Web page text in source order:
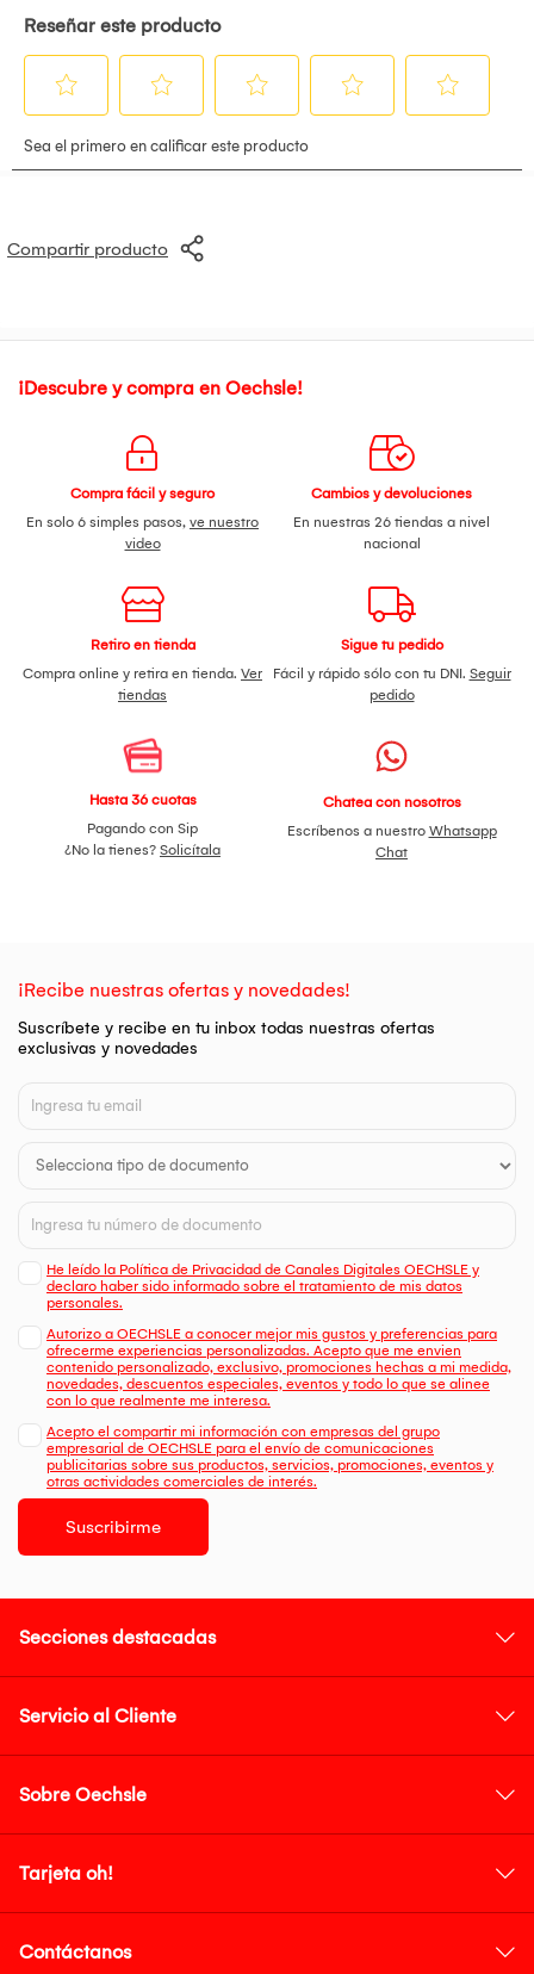
Compartir producto
¡Descubre y compra en Oechsle!
Compra fácil y seguro
En solo 6 simples pasos, ve nuestro
video
Cambios y devoluciones
En nuestras 26 tiendas a nivel
nacional
Retiro en tienda
Compra online y retira en tienda. Ver
tiendas
Sigue tu pedido
Fácil y rápido sólo con tu DNI. Seguir
pedido
Hasta 36 cuotas
Pagando con Sip
¿No la tienes? Solicítala
Chatea con nosotros
Escríbenos a nuestro Whatsapp
Chat
¡Recibe nuestras ofertas y novedades!
Suscríbete y recibe en tu inbox todas nuestras ofertas
exclusivas y novedades
He leído la Política de Privacidad de Canales Digitales OECHSLE y
declaro haber sido informado sobre el tratamiento de mis datos
personales.
Autorizo a OECHSLE a conocer mejor mis gustos y preferencias para
ofrecerme experiencias personalizadas. Acepto que me envien
contenido personalizado, exclusivo, promociones hechas a mi medida,
novedades, descuentos especiales, eventos y todo lo que se alinee
con lo que realmente me interesa.
Acepto el compartir mi información con empresas del grupo
empresarial de OECHSLE para el envío de comunicaciones
publicitarias sobre sus productos, servicios, promociones, eventos y
otras actividades comerciales de interés.
Suscribirme
Secciones destacadas
Servicio al Cliente
Sobre Oechsle
Tarjeta oh!
Contáctanos